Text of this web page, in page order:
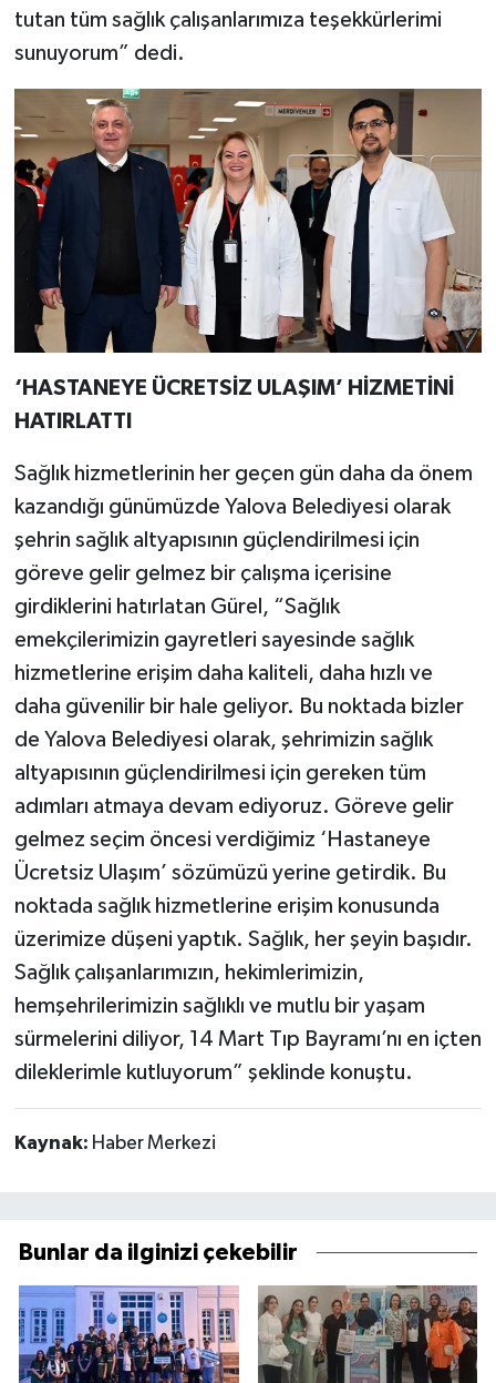
tutan tüm sağlık çalışanlarımıza teşekkürlerimi
sunuyorum” dedi.
‘HASTANEYE ÜCRETSİZ ULAŞIM’ HİZMETİNİ
HATIRLATTI
Sağlık hizmetlerinin her geçen gün daha da önem
kazandığı günümüzde Yalova Belediyesi olarak
şehrin sağlık altyapısının güçlendirilmesi için
göreve gelir gelmez bir çalışma içerisine
girdiklerini hatırlatan Gürel, “Sağlık
emekçilerimizin gayretleri sayesinde sağlık
hizmetlerine erişim daha kaliteli, daha hızlı ve
daha güvenilir bir hale geliyor. Bu noktada bizler
de Yalova Belediyesi olarak, şehrimizin sağlık
altyapısının güçlendirilmesi için gereken tüm
adımları atmaya devam ediyoruz. Göreve gelir
gelmez seçim öncesi verdiğimiz ‘Hastaneye
Ücretsiz Ulaşım’ sözümüzü yerine getirdik. Bu
noktada sağlık hizmetlerine erişim konusunda
üzerimize düşeni yaptık. Sağlık, her şeyin başıdır.
Sağlık çalışanlarımızın, hekimlerimizin,
hemşehrilerimizin sağlıklı ve mutlu bir yaşam
sürmelerini diliyor, 14 Mart Tıp Bayramı’nı en içten
dileklerimle kutluyorum” şeklinde konuştu.
Kaynak: Haber Merkezi
Bunlar da ilginizi çekebilir